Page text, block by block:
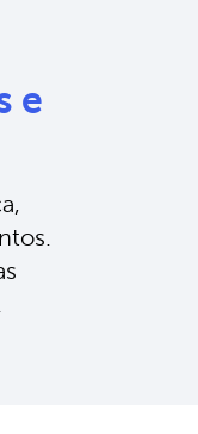
e